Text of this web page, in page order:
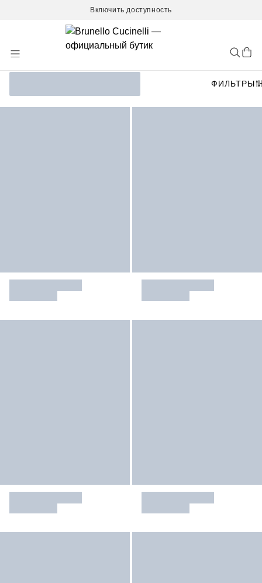
Включить доступность
Content
ФИЛЬТРЫ